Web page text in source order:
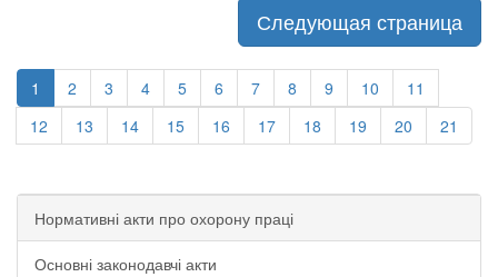
Следующая страница
1 2 3 4 5 6 7 8 9 10
11
12
13 14 15 16 17 18 19 20 21
Нормативні акти про охорону праці
Основні законодавчі акти